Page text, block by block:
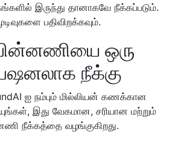
இருந்து தானாகவே நீக்கப்படும்.
பதிவிறக்கவும்.
ஒரு
நீக்கு
ஐ நம்பும் மில்லியன் கணக்கான
இது வேகமான, சரியான மற்றும்
நீக்கத்தை வழங்குகிறது.